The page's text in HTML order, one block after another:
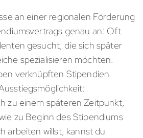
an einer regionalen Förderung
genau an: Oft
gesucht, die sich später
spezialisieren möchten.
verknüpften Stipendien
zu einem späteren Zeitpunkt,
zu Beginn des Stipendiums
arbeiten willst, kannst du